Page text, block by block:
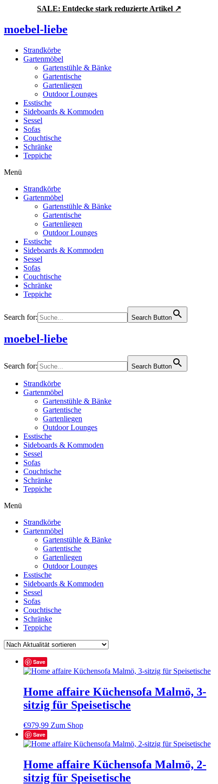
springen
SALE: Entdecke stark reduzierte Artikel ↗
moebel-liebe
Strandkörbe
Gartenmöbel
Gartenstühle & Bänke
Gartentische
Gartenliegen
Outdoor Lounges
Esstische
Sideboards & Kommoden
Sessel
Sofas
Couchtische
Schränke
Teppiche
Menü
Strandkörbe
Gartenmöbel
Gartenstühle & Bänke
Gartentische
Gartenliegen
Outdoor Lounges
Esstische
Sideboards & Kommoden
Sessel
Sofas
Couchtische
Schränke
Teppiche
Search for: Search Button
moebel-liebe
Search for: Search Button
Strandkörbe
Gartenmöbel
Gartenstühle & Bänke
Gartentische
Gartenliegen
Outdoor Lounges
Esstische
Sideboards & Kommoden
Sessel
Sofas
Couchtische
Schränke
Teppiche
Menü
Strandkörbe
Gartenmöbel
Gartenstühle & Bänke
Gartentische
Gartenliegen
Outdoor Lounges
Esstische
Sideboards & Kommoden
Sessel
Sofas
Couchtische
Schränke
Teppiche
Save
Home affaire Küchensofa Malmö, 3-
sitzig für Speisetische
€979,99 Zum Shop
Save
Home affaire Küchensofa Malmö, 2-
sitzig für Speisetische